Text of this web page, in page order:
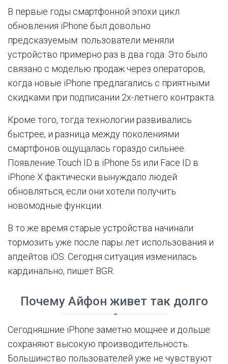
В первые годы смартфонной эпохи цикл
обновления iPhone был довольно
предсказуемым: пользователи меняли
устройство примерно раз в два года. Это было
связано с моделью продаж через операторов,
когда новые iPhone предлагались с приятными
скидками при подписании 2х-летнего контракта.
Кроме того, тогда технологии развивались
быстрее, и разница между поколениями
смартфонов ощущалась гораздо сильнее.
Появление Touch ID в iPhone 5s или Face ID в
iPhone X фактически вынуждало людей
обновляться, если они хотели получить
новомодные функции.
В то же время старые устройства начинали
тормозить уже после пары лет использования и
апдейтов iOS. Сегодня ситуация изменилась
кардинально, пишет BGR.
Почему Айфон живет так долго
Сегодняшние iPhone заметно мощнее и дольше
сохраняют высокую производительность.
Большинство пользователей уже не чувствуют